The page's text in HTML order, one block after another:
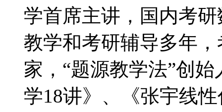
学首席主讲，国内考
教学和考研辅导多年
家，“题源教学法”创
学18讲》、《张宇线